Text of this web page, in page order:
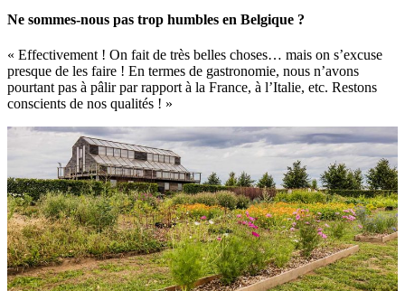
Ne sommes-nous pas trop humbles en Belgique ?
« Effectivement ! On fait de très belles choses… mais on s’excuse
presque de les faire ! En termes de gastronomie, nous n’avons
pourtant pas à pâlir par rapport à la France, à l’Italie, etc. Restons
conscients de nos qualités ! »